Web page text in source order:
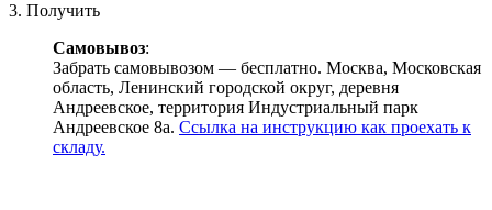
3. Получить
Самовывоз:
Забрать самовывозом — бесплатно. Москва, Московская
область, Ленинский городской округ, деревня
Андреевское, территория Индустриальный парк
Андреевское 8а. Ссылка на инструкцию как проехать к
складу.